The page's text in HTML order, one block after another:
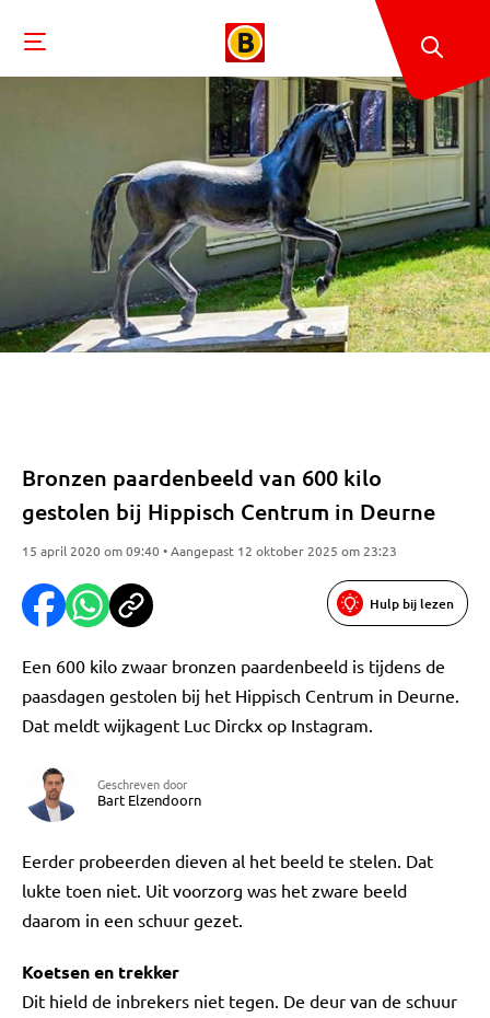
Bronzen paardenbeeld van 600 kilo
gestolen bij Hippisch Centrum in Deurne
15 april 2020 om 09:40 • Aangepast 12 oktober 2025 om 23:23
Hulp bij lezen
Een 600 kilo zwaar bronzen paardenbeeld is tijdens de
paasdagen gestolen bij het Hippisch Centrum in Deurne.
Dat meldt wijkagent Luc Dirckx op Instagram.
Geschreven door
Bart Elzendoorn
Eerder probeerden dieven al het beeld te stelen. Dat
lukte toen niet. Uit voorzorg was het zware beeld
daarom in een schuur gezet.
Koetsen en trekker
Dit hield de inbrekers niet tegen. De deur van de schuur